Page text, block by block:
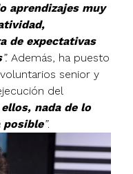
aprendizajes muy
de expectativas
”. Además, ha puesto
senior y
del
nada de lo
posible”.